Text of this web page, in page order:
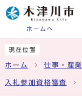
ホームへ
現在位置
ホーム 仕事・産業
入札参加資格審査